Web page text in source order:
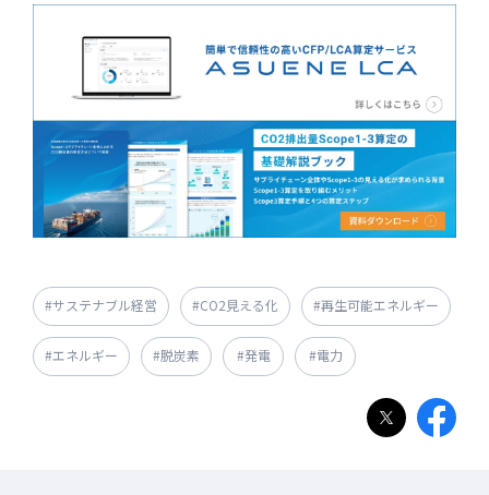
#サステナブル経営 #CO2見える化 #再生可能エネルギー
#エネルギー #脱炭素 #発電 #電力